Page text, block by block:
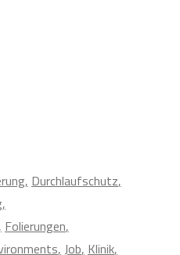
Durchlaufschutz
Folierungen
Job Klinik